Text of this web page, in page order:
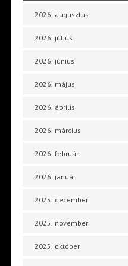
2026. augusztus
2026. július
2026. június
2026. május
2026. április
2026. március
2026. február
2026. január
2025. december
2025. november
2025. október